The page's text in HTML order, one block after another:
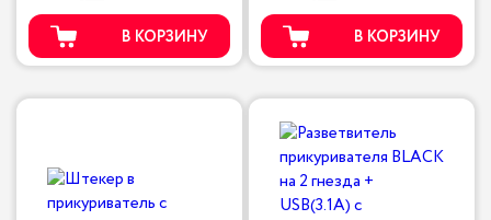
В КОРЗИНУ В КОРЗИНУ